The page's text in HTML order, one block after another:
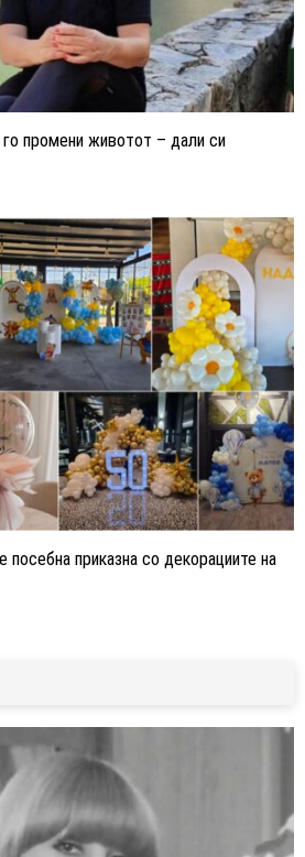
промени животот – дали си
посебна приказна со декорациите на